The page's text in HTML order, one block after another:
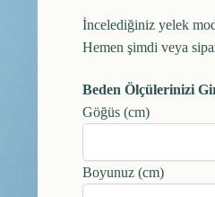
İncelediğiniz yelek
Hemen şimdi veya
Beden Ölçülerinizi
Göğüs (cm)
Boyunuz (cm)